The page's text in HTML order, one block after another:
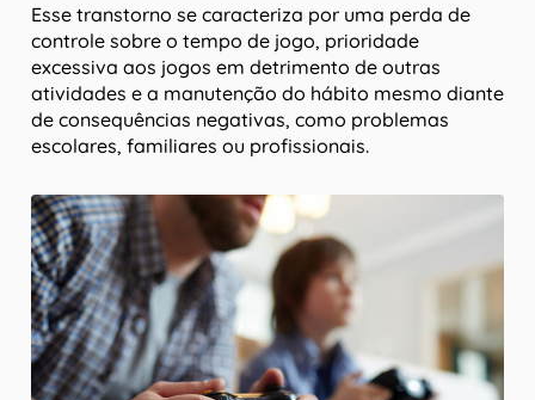
Esse transtorno se caracteriza por uma perda de
controle sobre o tempo de jogo, prioridade
excessiva aos jogos em detrimento de outras
atividades e a manutenção do hábito mesmo diante
de consequências negativas, como problemas
escolares, familiares ou profissionais.